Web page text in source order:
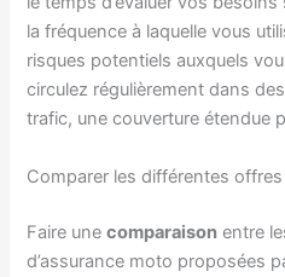
la fréquence à laquelle vous
risques potentiels auxquels
circulez régulièrement dans
trafic, une couverture étendue
Comparer les différentes offres
Faire unecomparaison entre
d’assurance moto proposées